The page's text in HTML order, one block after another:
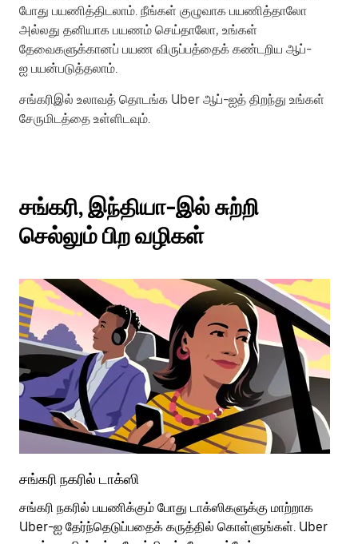
போது பயணித்திடலாம். நீங்கள் குழுவாக பயணித்தாலோ
அல்லது தனியாக பயணம் செய்தாலோ, உங்கள்
தேவைகளுக்கானப் பயண விருப்பத்தைக் கண்டறிய ஆப்-
ஐ பயன்படுத்தலாம்.
சங்கரிஇல் உலாவத் தொடங்க Uber ஆப்-ஐத் திறந்து உங்கள்
சேருமிடத்தை உள்ளிடவும்.
சங்கரி, இந்தியா-இல் சுற்றி
செல்லும் பிற வழிகள்
சங்கரி நகரில் டாக்ஸி
சங்கரி நகரில் பயணிக்கும் போது டாக்ஸிகளுக்கு மாற்றாக
Uber-ஐ தேர்ந்தெடுப்பதைக் கருத்தில் கொள்ளுங்கள். Uber